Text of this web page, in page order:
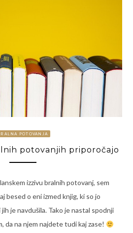
POTOVANJA
potovanjih priporočajo
izzivu bralnih potovanj, sem
besed o eni izmed knjig, ki so jo
je navdušila. Tako je nastal spodnji
da na njem najdete tudi kaj zase!